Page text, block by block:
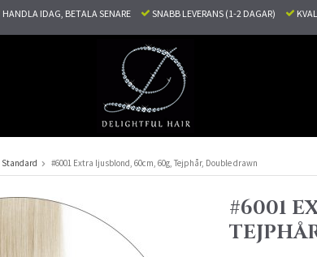
HANDLA IDAG, BETALA SENARE SNABB LEVERANS (1-2 DAGAR)
Standard #6001 Extra ljusblond, 60cm, 60g, Tejphår, Double drawn
#6001